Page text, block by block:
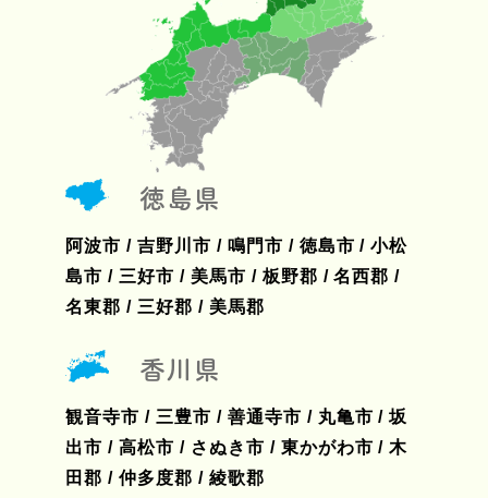
徳島県
阿波市 / 吉野川市 / 鳴門市 / 徳島市 / 小松
島市 / 三好市 / 美馬市 / 板野郡 / 名西郡 /
名東郡 / 三好郡 / 美馬郡
香川県
観音寺市 / 三豊市 / 善通寺市 / 丸亀市 / 坂
出市 / 高松市 / さぬき市 / 東かがわ市 / 木
田郡 / 仲多度郡 / 綾歌郡